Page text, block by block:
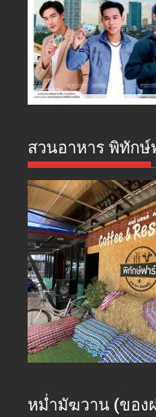
สวนอาหาร พิทัก
หม่ำมัฆวาน (ของ